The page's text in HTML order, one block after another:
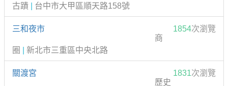
古蹟
台中市大甲區順天路158號
三和夜市 1854次瀏覽
商
圈
新北市三重區中央北路
關渡宮 1831次瀏覽
歷史